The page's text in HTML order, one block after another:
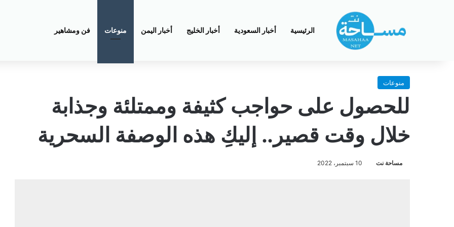
الرئيسية أخبار السعودية أخبار الخليج أخبار اليمن منوعات فن ومشاهير
منوعات
للحصول على حواجب كثيفة وممتلئة وجذابة
خلال وقت قصير.. إليكِ هذه الوصفة السحرية
مساحة نت 10 سبتمبر، 2022